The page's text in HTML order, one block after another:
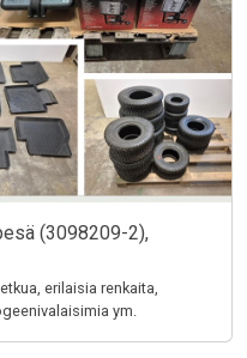
(3098209-2),
erilaisia renkaita,
ym.